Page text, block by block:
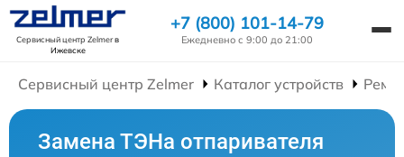
Сервисный центр Zelmerв
Ижевске
+7 (800) 101-14-79
Ежедневно с 9:00 до 21:00
Сервисный центр Zelmer Каталог устройств
Замена ТЭНа отпаривателя